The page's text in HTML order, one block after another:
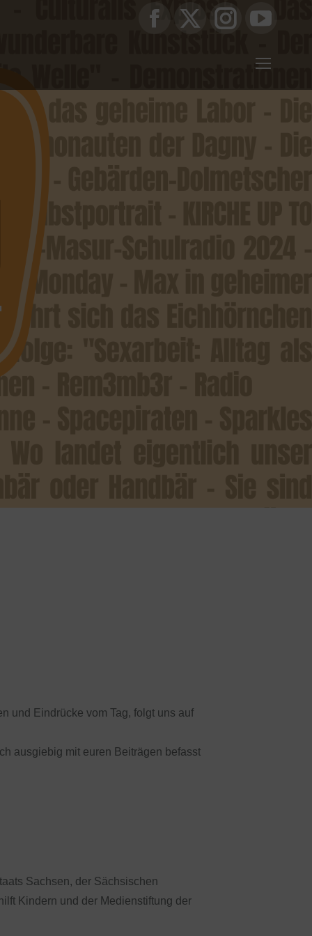
Facebook Instagram
und Eindrücke vom Tag, folgt uns auf
ausgiebig mit euren Beiträgen befasst
Sachsen, der Sächsischen
Kindern und der Medienstiftung der